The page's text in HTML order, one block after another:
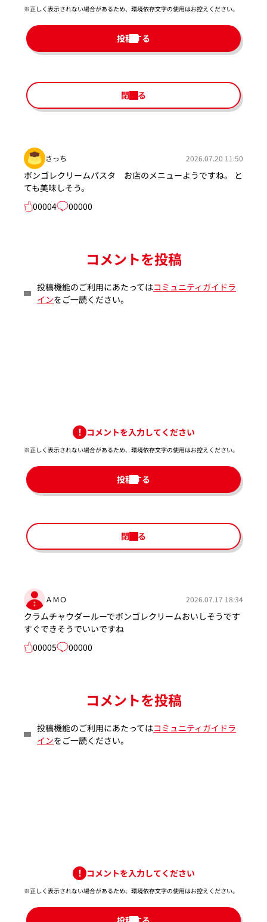
※正しく表示されない場合があるため、環境依存文字の使用はお控えください。​
投稿する
閉じる
さっち 2026.07.20 11:50
ボンゴレクリームパスタ お店のメニューようですね。 と
ても美味しそう。
00004
00000
コメントを投稿
投稿機能のご利用にあたってはコミュニティガイドラ
インをご一読ください。
コメントを入力してください
※正しく表示されない場合があるため、環境依存文字の使用はお控えください。​
投稿する
閉じる
ＡＭＯ 2026.07.17 18:34
クラムチャウダールーでボンゴレクリームおいしそうです
すぐできそうでいいですね
00005
00000
コメントを投稿
投稿機能のご利用にあたってはコミュニティガイドラ
インをご一読ください。
コメントを入力してください
※正しく表示されない場合があるため、環境依存文字の使用はお控えください。​